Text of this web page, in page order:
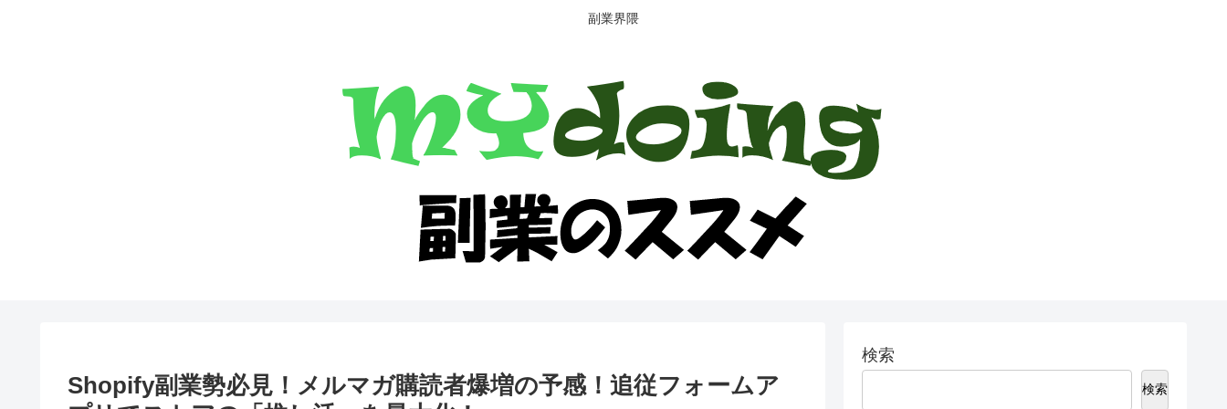
副業界隈
Shopify副業勢必見！メルマガ購読者爆増の予感！追従フォームア
検索
検索